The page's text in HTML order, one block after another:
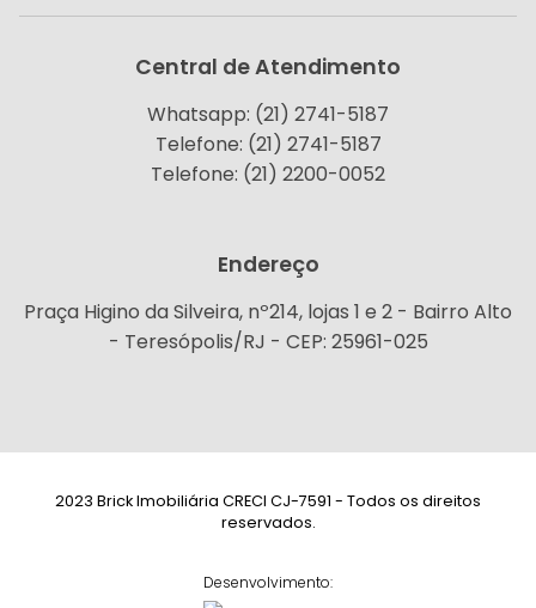
Central de Atendimento
Whatsapp: (21) 2741-5187
Telefone: (21) 2741-5187
Telefone: (21) 2200-0052
Endereço
Praça Higino da Silveira, nº214, lojas 1 e 2 - Bairro Alto
- Teresópolis/RJ - CEP: 25961-025
2023 Brick Imobiliária CRECI CJ-7591 - Todos os direitos
reservados.
Desenvolvimento: